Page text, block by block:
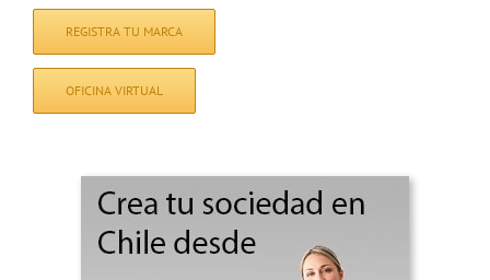
REGISTRA TU MARCA
OFICINA VIRTUAL